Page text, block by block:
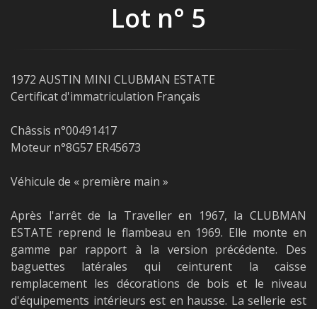
Lot n° 5
1972 AUSTIN MINI CLUBMAN ESTATE
Certificat d'immatriculation Français
Châssis n°00491417
Moteur n°8G57 ER45673
Véhicule de « première main »
Après l'arrêt de la Traveller en 1967, la CLUBMAN
ESTATE reprend le flambeau en 1969. Elle monte en
gamme par rapport à la version précédente. Des
baguettes latérales qui ceinturent la caisse
remplacement les décorations de bois et le niveau
d'équipements intérieurs est en hausse. La sellerie est